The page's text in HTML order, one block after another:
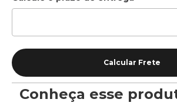
Conheça esse